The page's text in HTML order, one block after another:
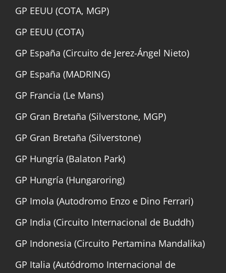
GP EEUU (COTA, MGP)
GP EEUU (COTA)
GP España (Circuito de Jerez-Ángel Nieto)
GP España (MADRING)
GP Francia (Le Mans)
GP Gran Bretaña (Silverstone, MGP)
GP Gran Bretaña (Silverstone)
GP Hungría (Balaton Park)
GP Hungría (Hungaroring)
GP Imola (Autodromo Enzo e Dino Ferrari)
GP India (Circuito Internacional de Buddh)
GP Indonesia (Circuito Pertamina Mandalika)
GP Italia (Autódromo Internacional de